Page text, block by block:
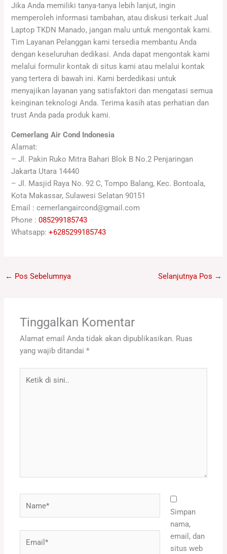
Jika Anda memiliki tanya-tanya lebih lanjut, ingin
memperoleh informasi tambahan, atau diskusi terkait Jual
Laptop TKDN Manado, jangan malu untuk mengontak kami.
Tim Layanan Pelanggan kami tersedia membantu Anda
dengan keseluruhan dedikasi. Anda dapat mengontak kami
melalui formulir kontak di situs kami atau melalui kontak
yang tertera di bawah ini. Kami berdedikasi untuk
menyajikan layanan yang satisfaktori dan mengatasi semua
keinginan teknologi Anda. Terima kasih atas perhatian dan
trust Anda pada produk kami.
Cemerlang Air Cond Indonesia
Alamat:
– Jl. Pakin Ruko Mitra Bahari Blok B No.2 Penjaringan
Jakarta Utara 14440
– Jl. Masjid Raya No. 92 C, Tompo Balang, Kec. Bontoala,
Kota Makassar, Sulawesi Selatan 90151
Email : cemerlangaircond@gmail.com
Phone :085299185743
Whatsapp:+6285299185743
← Pos Sebelumnya Selanjutnya Pos →
Tinggalkan Komentar
Alamat email Anda tidak akan dipublikasikan. Ruas
yang wajib ditandai*
Simpan
nama,
email, dan
situs web